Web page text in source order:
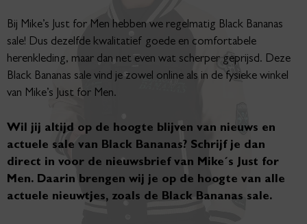
Bij Mike’s Just for Men hebben we regelmatig Black Bananas
sale! Dus dezelfde kwalitatief goede en comfortabele
herenkleding, maar dan net even wat scherper geprijsd. Deze
Black Bananas sale vind je zowel online als in de fysieke winkel
van Mike’s Just for Men.
Wil jij altijd op de hoogte blijven van nieuws en
actuele sale van Black Bananas? Schrijf je dan
direct in voor de nieuwsbrief van Mike´s Just for
Men. Daarin brengen wij je op de hoogte van alle
actuele nieuwtjes, zoals de Black Bananas sale.